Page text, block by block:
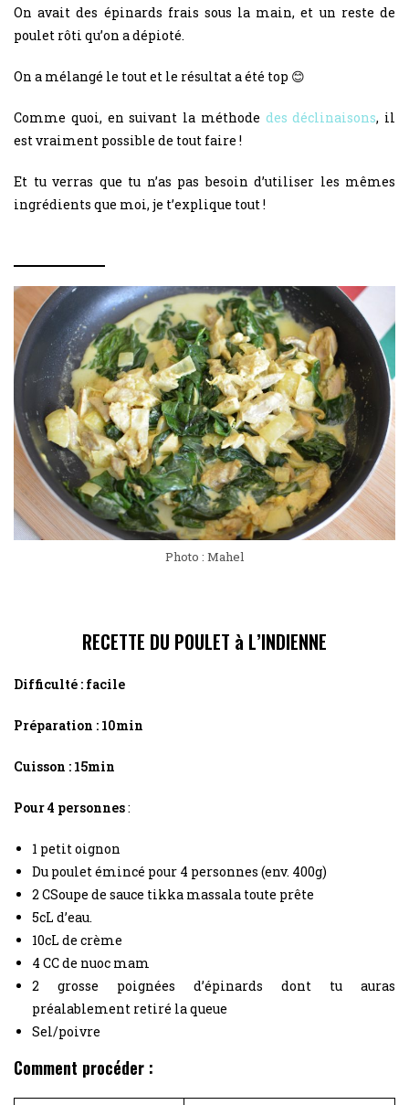
On avait des épinards frais sous la main, et un reste de
poulet rôti qu’on a dépioté.
On a mélangé le tout et le résultat a été top 😊
Comme quoi, en suivant la méthode des déclinaisons, il
est vraiment possible de tout faire !
Et tu verras que tu n’as pas besoin d’utiliser les mêmes
ingrédients que moi, je t’explique tout !
Photo : Mahel
RECETTE DU POULET à L’INDIENNE
Difficulté : facile
Préparation : 10min
Cuisson : 15min
Pour 4 personnes:
1 petit oignon
Du poulet émincé pour 4 personnes (env. 400g)
2 CSoupe de sauce tikka massala toute prête
5cL d’eau.
10cL de crème
4 CC de nuoc mam
2 grosse poignées d’épinards dont tu auras
préalablement retiré la queue
Sel/poivre
Comment procéder :